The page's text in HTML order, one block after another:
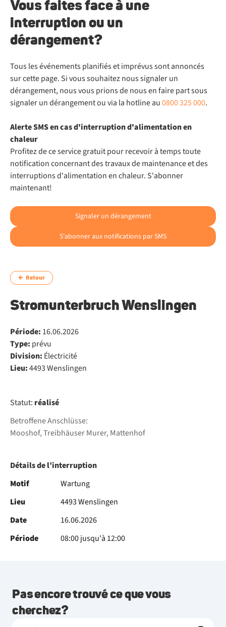
Vous faites face à une
interruption ou un
dérangement?
Tous les événements planifiés et imprévus sont annoncés
sur cette page. Si vous souhaitez nous signaler un
dérangement, nous vous prions de nous en faire part sous
signaler un dérangement ou via la hotline au0800 325 000.
Alerte SMS en cas d'interruption d'alimentation en
chaleur
Profitez de ce service gratuit pour recevoir à temps toute
notification concernant des travaux de maintenance et des
interruptions d'alimentation en chaleur. S'abonner
maintenant!
Signaler un dérangement
S'abonner aux notifications par SMS
Retour
Stromunterbruch Wenslingen
Période: 16.06.2026
Type: prévu
Division: Électricité
Lieu:4493 Wenslingen
Statut: réalisé
Betroffene Anschlüsse:
Mooshof, Treibhäuser Murer, Mattenhof
Détails de l’interruption
Motif
Wartung
Lieu
4493 Wenslingen
Date
16.06.2026
Période
08:00 jusqu'à 12:00
Pas encore trouvé ce que vous
cherchez?